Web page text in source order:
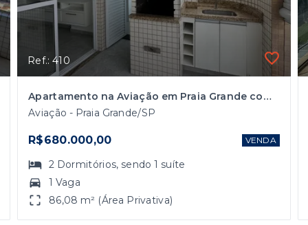
Ref.: 410
Apartamento na Aviação em Praia Grande com 2 Dormitórios
Aviação - Praia Grande/SP
R$680.000,00 VENDA
2 Dormitórios, sendo1 suíte
1 Vaga
86,08 m² (Área Privativa)